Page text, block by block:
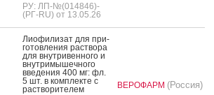
РУ: ЛП-№(014846)-
(РГ-RU) от 13.05.26
Ли­офи­лизат для при­
готов­ле­ния рас­тво­ра
для внут­ри­вен­но­го и
внут­ри­мышеч­но­го
вве­дения 400 мг: фл.
5 шт. в ком­плек­те с
рас­тво­рите­лем
ВЕРОФАРМ (Россия)